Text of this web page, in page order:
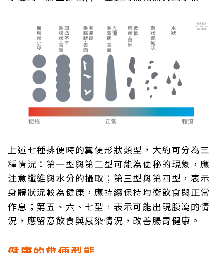
上述七種排便時的糞便形狀類型，大約可分為三
種情況：第一型與第二型可能為便秘的現象，應
注意纖維與水分的攝取；第三型與第四型，表示
身體狀況較為健康，應持續保持均衡飲食與正常
作息；第五、六、七型，表示可能出現腹瀉的情
況，應留意飲食與感染情況，改善腸胃健康。